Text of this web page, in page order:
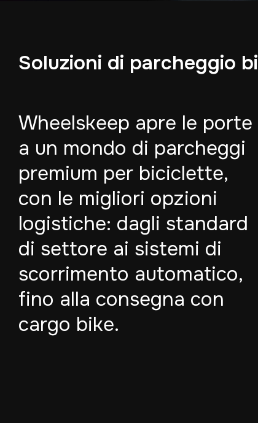
Soluzioni di parcheggio
Wheelskeep apre le porte
a un mondo di parcheggi
premium per biciclette,
con le migliori opzioni
logistiche: dagli standard
di settore ai sistemi di
scorrimento automatico,
fino alla consegna con
cargo bike.